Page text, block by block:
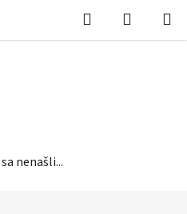
Hľadať
KOŠÍK
sa nenašli...